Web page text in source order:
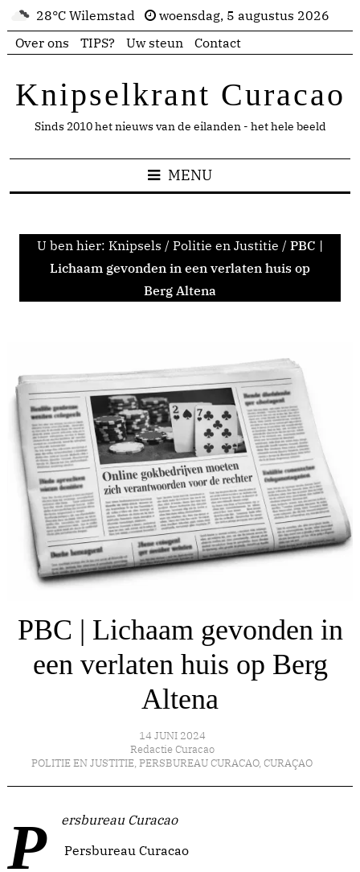
28°C Wilemstad
woensdag, 5 augustus 2026
Over ons
TIPS? Uw steun Contact
Knipselkrant Curacao
Sinds 2010 het nieuws van de eilanden - het hele beeld
MENU
U ben hier: Knipsels / Politie en Justitie / PBC |
Lichaam gevonden in een verlaten huis op
Berg Altena
PBC | Lichaam gevonden in
een verlaten huis op Berg
Altena
14 JUNI 2024
Redactie Curacao
POLITIE EN JUSTITIE, PERSBUREAU CURACAO, CURAÇAO
Persbureau Curacao
Persbureau Curacao